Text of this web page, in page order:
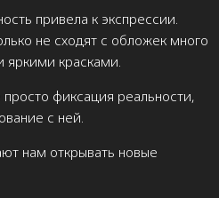
привела к экспрессии.
не сходят с обложек много
яркими красками.
фиксация реальности,
с ней.
нам открывать новые